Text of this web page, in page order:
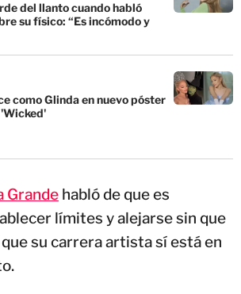
del llanto cuando habló
su físico: “Es incómodo y
como Glinda en nuevo póster
Grande habló de que es
límites y alejarse sin que
su carrera artista sí está en